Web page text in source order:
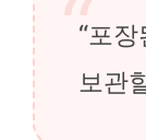
“포
보관